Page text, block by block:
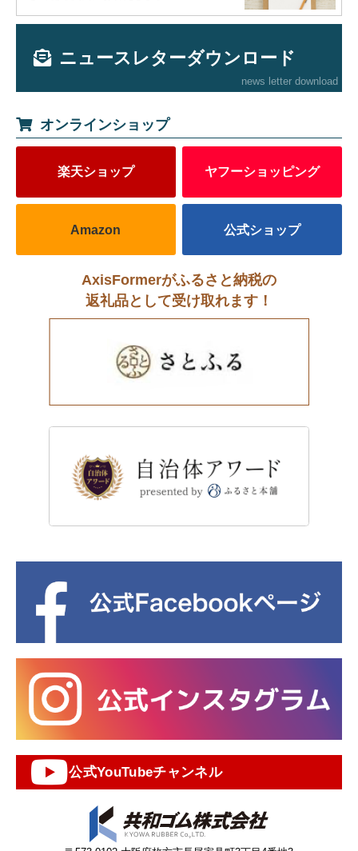
ニュースレターダウンロード
news letter download
オンラインショップ
楽天ショップ ヤフーショッピング
Amazon 公式ショップ
AxisFormerがふるさと納税の
返礼品として受け取れます！
公式YouTubeチャンネル